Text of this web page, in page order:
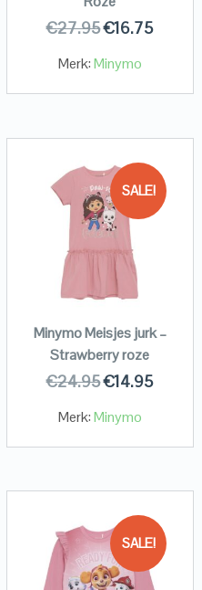
€27.95€16.75
Merk:Minymo
SALE!
Minymo Meisjes jurk –
Strawberry roze
€24.95€14.95
Merk:Minymo
SALE!